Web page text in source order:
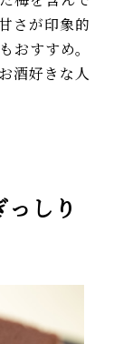
さが印象的
おすすめ。
酒好きな人
しり